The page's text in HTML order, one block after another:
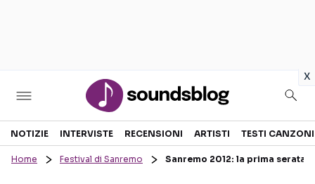
x
Sezioni
NOTIZIE INTERVISTE RECENSIONI ARTISTI TESTI CANZONI
Home Festival di Sanremo Sanremo 2012: la prima serata